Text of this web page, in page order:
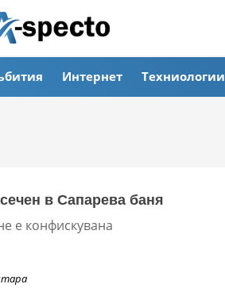
Интернет Техниологии
в Сапарева баня
е конфискувана